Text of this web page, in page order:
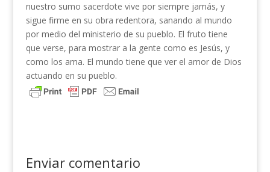
nuestro sumo sacerdote vive por siempre ja­más, y
sigue firme en su obra redentora, sanando al mundo
por medio del ministerio de su pueblo. El fruto tiene
que verse, para mostrar a la gente como es Jesús, y
como los ama. El mundo tiene que ver el amor de Dios
actuando en su pueblo.
Enviar comentario